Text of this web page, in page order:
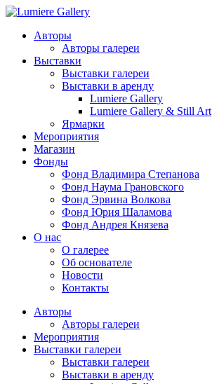
Авторы
Авторы галереи
Выставки
Выставки галереи
Выставки в аренду
Lumiere Gallery
Lumiere Gallery & Still Art
Ярмарки
Мероприятия
Магазин
Фонды
Фонд Владимира Степанова
Фонд Наума Грановского
Фонд Эрвина Волкова
Фонд Юрия Шаламова
Фонд Андрея Князева
О нас
О галерее
Об основателе
Новости
Контакты
Авторы
Авторы галереи
Мероприятия
Выставки галереи
Выставки галереи
Выставки в аренду